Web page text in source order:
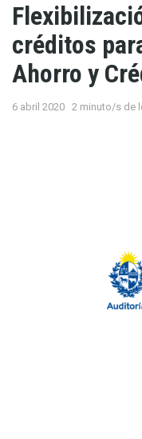
créditos
Ahorro y
6 abril 2020 2 minuto/s de